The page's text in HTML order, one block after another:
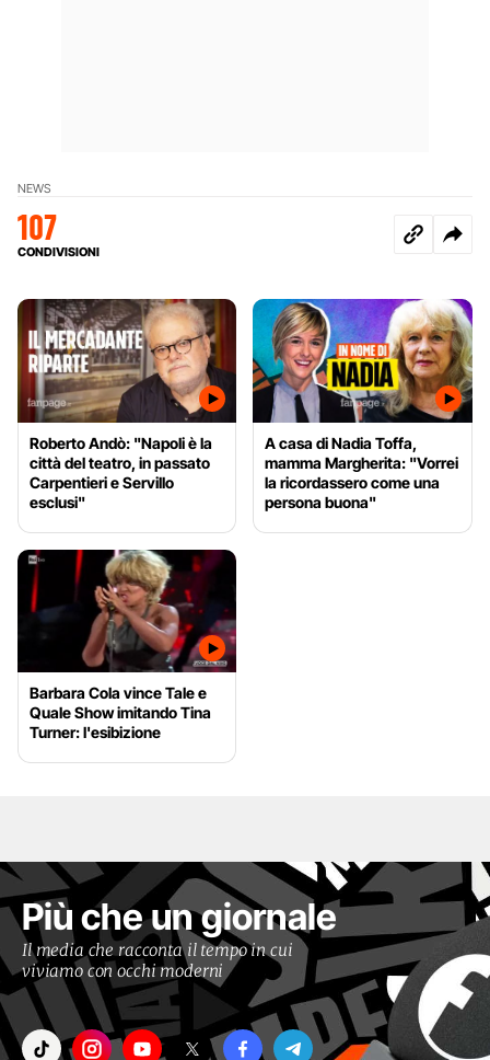
NEWS
107
CONDIVISIONI
Roberto Andò: "Napoli è la
città del teatro, in passato
Carpentieri e Servillo
esclusi"
A casa di Nadia Toffa,
mamma Margherita: "Vorrei
la ricordassero come una
persona buona"
Barbara Cola vince Tale e
Quale Show imitando Tina
Turner: l'esibizione
Più che un giornale
Il media che racconta il tempo in cui
viviamo con occhi moderni